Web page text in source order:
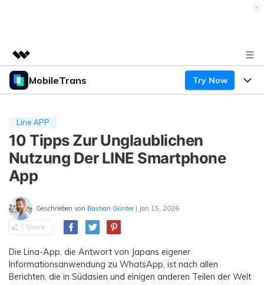
Top-Produkte
Dienstprogramme
Überblick
Lösungen
Über uns
Presseraum
Shop
Support
MobileTrans Try Now
Desktop
Mobile
Funktionen
Funktionen
Ressourcen
Handydatenübertragung
Handy-Backup & Wiederherstellung
Übertragung anderer Apps
Preise
Preise für Windows
Preise für Mac
Preise für die App
Lernen & Unterstützung
Wettbewerbe & Events
Lernen
Suche
Line APP
10 Tipps Zur Unglaublichen
Nutzung Der LINE Smartphone
App
Geschrieben von Bastian Günter | Jan 15, 2026
Die Lina-App, die Antwort von Japans eigener
Informationsanwendung zu WhatsApp, ist nach allen
Berichten, die in Südasien und einigen anderen Teilen der Welt